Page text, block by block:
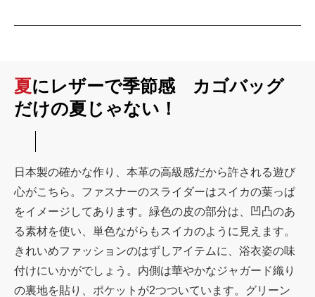
夏にレザーで季節感 カゴバッグ
だけの夏じゃない！
日本製の確かな作り、本革の高級感だから許される遊び
心がこちら。ファスナーのスライダーはスイカの葉っぱ
をイメージしてあります。緑色の皮の部分は、凹凸のあ
る素材を使い、単色ながらもスイカのように見えます。
きれいめファッションのはずしアイテムに、浴衣姿の味
付けにいかがでしょう。内側は華やかなジャガード織り
の裏地を貼り、ポケットが2つついています。グリーン